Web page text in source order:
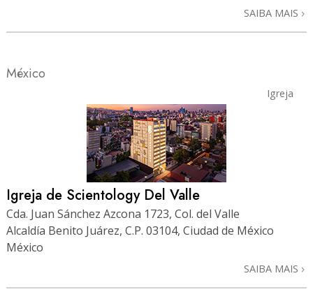
SAIBA MAIS
México
Igreja
Igreja de Scientology Del Valle
Cda. Juan Sánchez Azcona 1723, Col. del Valle
Alcaldía Benito Juárez, C.P. 03104, Ciudad de México
México
SAIBA MAIS